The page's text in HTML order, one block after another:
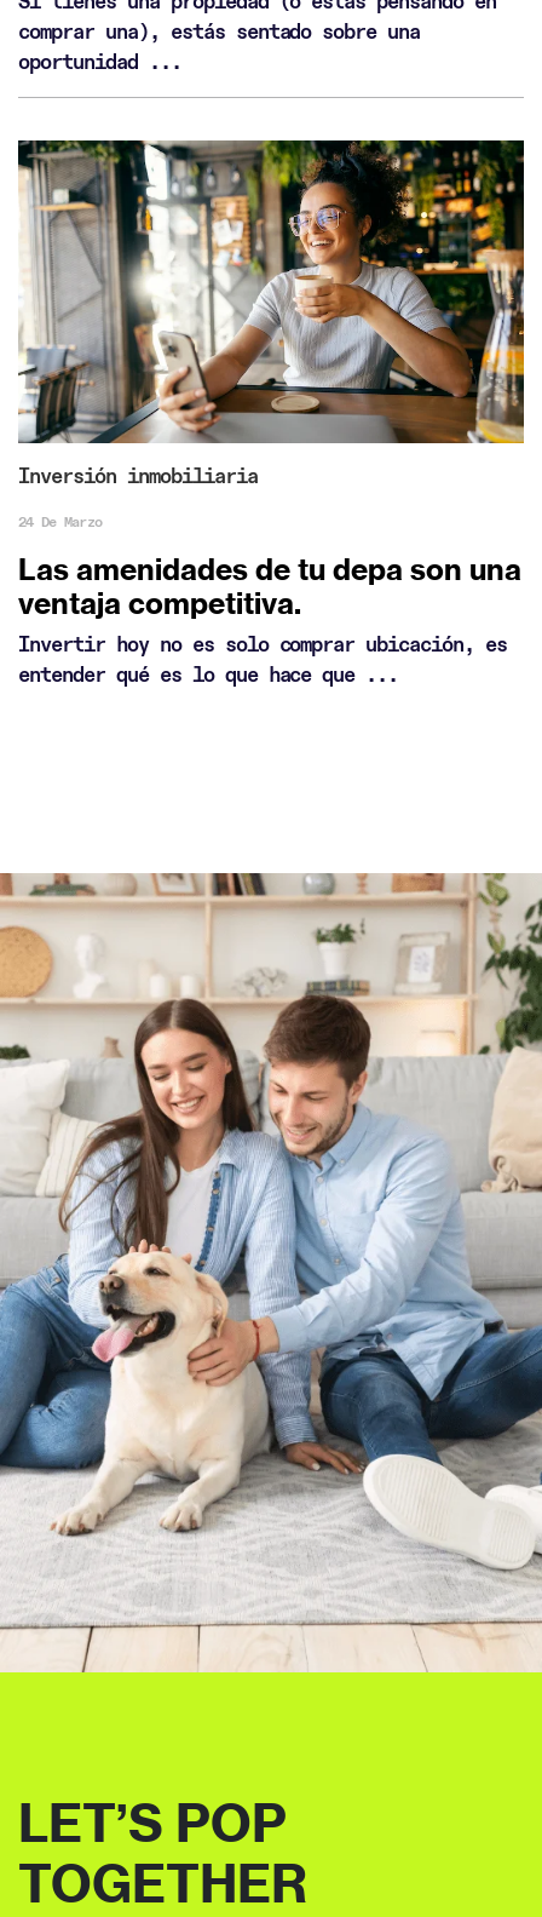
comprar una), estás sentado sobre una
oportunidad ...
Inversión inmobiliaria
24 De Marzo
Las amenidades de tu depa son una
ventaja competitiva.
Invertir hoy no es solo comprar ubicación, es
entender qué es lo que hace que ...
LET’S POP
TOGETHER